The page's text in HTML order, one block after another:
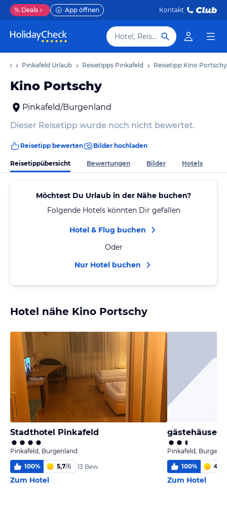
% Deals App öffnen Kontakt
Hotel, Reiseziel
Pinkafeld Urlaub Reisetipps Pinkafeld Reisetipp Kino Portschy
Kino Portschy
Pinkafeld/Burgenland
Dieser Reisetipp wurde noch nicht bewertet.
Reisetipp bewerten Bilder hochladen
Reisetippübersicht Bewertungen Bilder Hotels
Möchtest Du Urlaub in der Nähe buchen?
Folgende Hotels könnten Dir gefallen
Hotel & Flug buchen
Oder
Nur Hotel buchen
Hotel nähe Kino Portschy
Stadthotel Pinkafeld
Pinkafeld, Burgenland
100% 5,7/6 13 Bew.
Zum Hotel
Pinkafeld,
100% 4,5
Zum Hotel